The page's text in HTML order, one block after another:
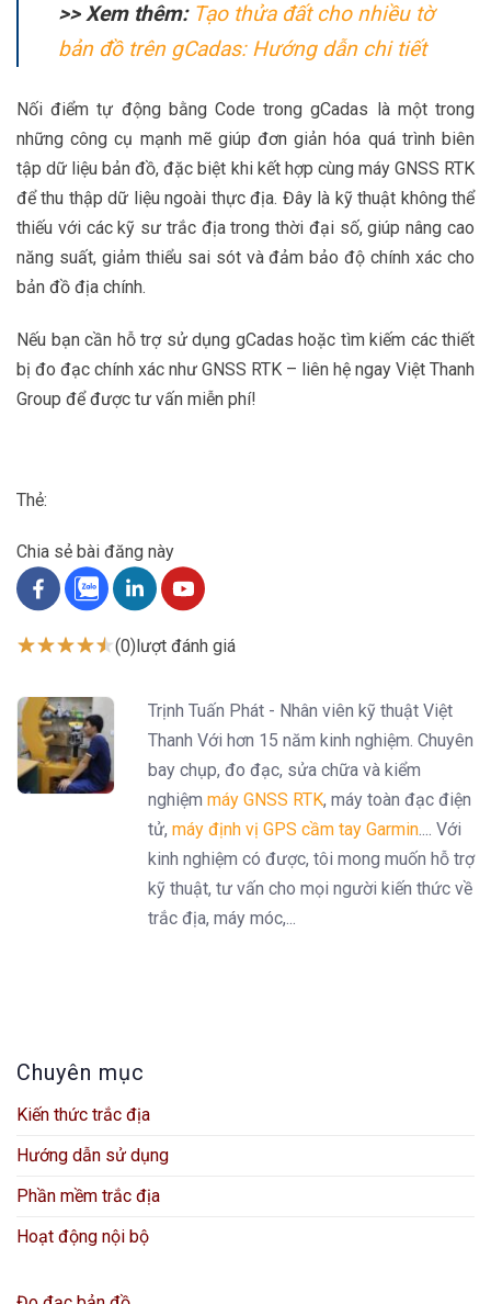
Chuyên mục
Kiến thức trắc địa
Hướng dẫn sử dụng
Phần mềm trắc địa
Hoạt động nội bộ
>> Xem thêm: Tạo thửa đất cho nhiều tờ
bản đồ trên gCadas: Hướng dẫn chi tiết
Nối điểm tự động bằng Code trong gCadas là một trong
những công cụ mạnh mẽ giúp đơn giản hóa quá trình biên
tập dữ liệu bản đồ, đặc biệt khi kết hợp cùng máy GNSS RTK
để thu thập dữ liệu ngoài thực địa. Đây là kỹ thuật không thể
thiếu với các kỹ sư trắc địa trong thời đại số, giúp nâng cao
năng suất, giảm thiểu sai sót và đảm bảo độ chính xác cho
bản đồ địa chính.
Nếu bạn cần hỗ trợ sử dụng gCadas hoặc tìm kiếm các thiết
bị đo đạc chính xác như GNSS RTK – liên hệ ngay Việt Thanh
Group để được tư vấn miễn phí!
Thẻ:
Chia sẻ bài đăng này
(0)lượt đánh giá
Trịnh Tuấn Phát - Nhân viên kỹ thuật Việt
Thanh Với hơn 15 năm kinh nghiệm. Chuyên
bay chụp, đo đạc, sửa chữa và kiểm
nghiệm máy GNSS RTK, máy toàn đạc điện
tử, máy định vị GPS cầm tay Garmin .... Với
kinh nghiệm có được, tôi mong muốn hỗ trợ
kỹ thuật, tư vấn cho mọi người kiến thức về
trắc địa, máy móc,...